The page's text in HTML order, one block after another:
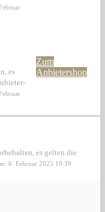
es
Zum
Anbietershop
es gelten die
6. Februar 2025 19:39